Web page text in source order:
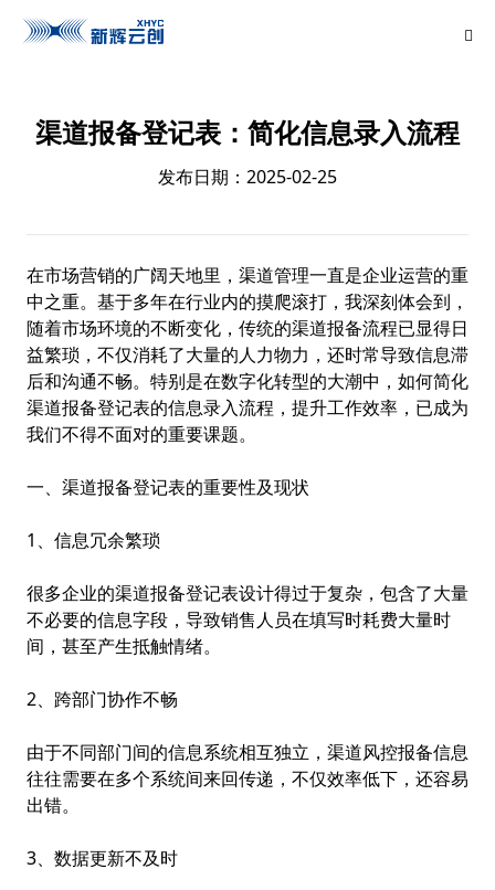
渠道报备登记表：简化信息录入流程
发布日期：2025-02-25
在市场营销的广阔天地里，渠道管理一直是企业运营的重
中之重。基于多年在行业内的摸爬滚打，我深刻体会到，
随着市场环境的不断变化，传统的渠道报备流程已显得日
益繁琐，不仅消耗了大量的人力物力，还时常导致信息滞
后和沟通不畅。特别是在数字化转型的大潮中，如何简化
渠道报备登记表的信息录入流程，提升工作效率，已成为
我们不得不面对的重要课题。
一、渠道报备登记表的重要性及现状
1、信息冗余繁琐
很多企业的渠道报备登记表设计得过于复杂，包含了大量
不必要的信息字段，导致销售人员在填写时耗费大量时
间，甚至产生抵触情绪。
2、跨部门协作不畅
由于不同部门间的信息系统相互独立， 渠道风控报备信息
往往需要在多个系统间来回传递，不仅效率低下，还容易
出错。
3、数据更新不及时